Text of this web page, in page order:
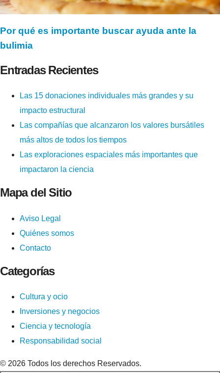
Por qué es importante buscar ayuda ante la
bulimia
Entradas Recientes
Las 15 donaciones individuales más grandes y su
impacto estructural
Las compañías que alcanzaron los valores bursátiles
más altos de todos los tiempos
Las exploraciones espaciales más importantes que
impactaron la ciencia
Mapa del Sitio
Aviso Legal
Quiénes somos
Contacto
Categorías
Cultura y ocio
Inversiones y negocios
Ciencia y tecnología
Responsabilidad social
© 2026 Todos los derechos Reservados.